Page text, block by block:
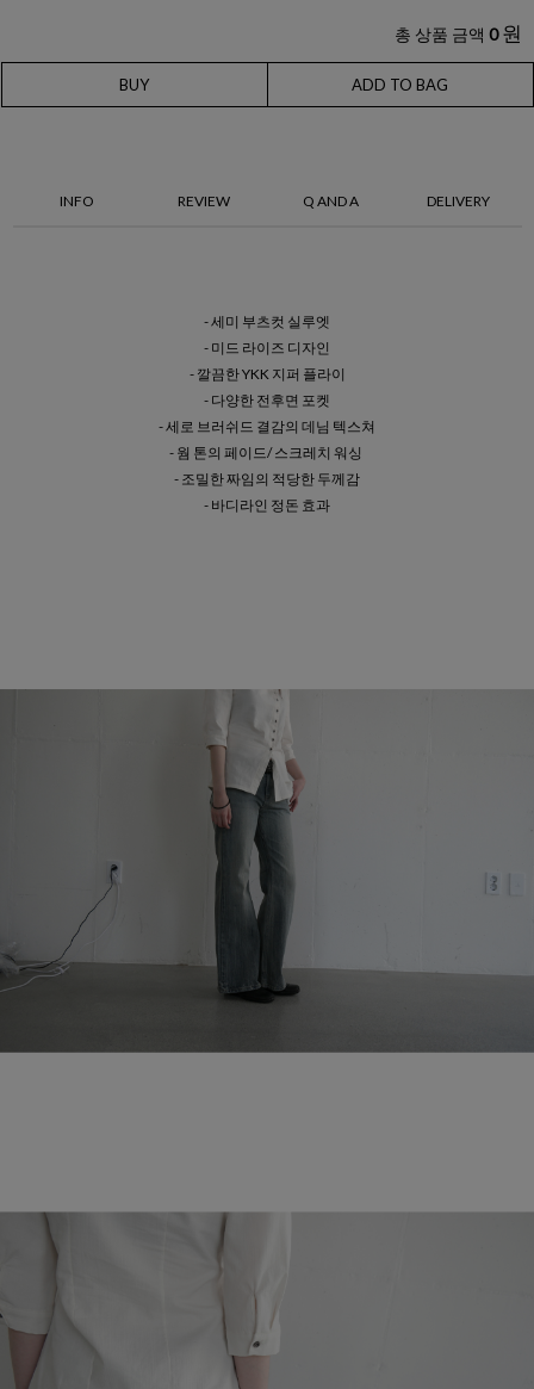
총 상품 금액 0 원
BUY ADD TO BAG
INFO REVIEW Q AND A DELIVERY
- 세미 부츠컷 실루엣
- 미드 라이즈 디자인
- 깔끔한 YKK 지퍼 플라이
- 다양한 전후면 포켓
- 세로 브러쉬드 결감의 데님 텍스쳐
- 웜 톤의 페이드/ 스크레치 워싱
- 조밀한 짜임의 적당한 두께감
- 바디라인 정돈 효과